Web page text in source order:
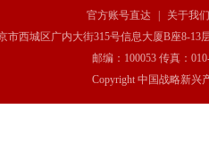
官方账号直达
关于我们
市西城区广内大街315号信息大厦B座8-13
邮编：100053 传真：
Copyright 中国战略新兴